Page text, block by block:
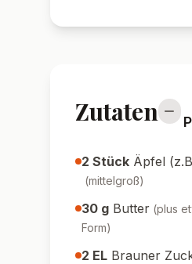
Zutaten
2 Stück Äpfel
(mittelgroß)
30 g Butter (plus
Form)
2 EL Brauner